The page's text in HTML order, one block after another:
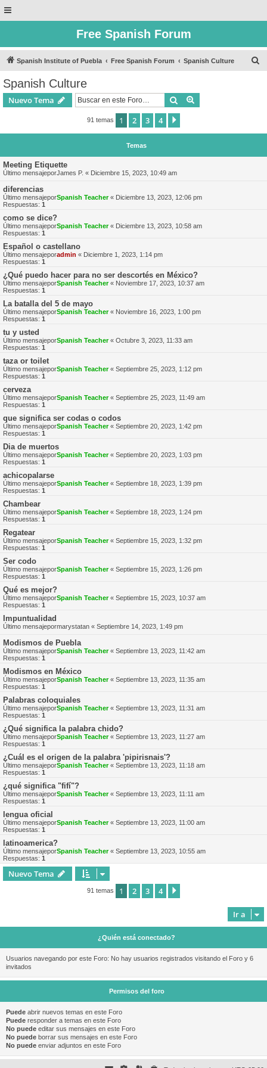
Free Spanish Forum
Spanish Institute of Puebla Free Spanish Forum Spanish Culture
Spanish Culture
Nuevo Tema Buscar
91 temas 1 2 3 4
Temas
Meeting Etiquette
Último mensajeporJames P. « Diciembre 15, 2023, 10:49 am
diferencias
Último mensajeporSpanish Teacher« Diciembre 13, 2023, 12:06 pm
Respuestas: 1
como se dice?
Último mensajeporSpanish Teacher« Diciembre 13, 2023, 10:58 am
Respuestas: 1
Español o castellano
Último mensajeporadmin « Diciembre 1, 2023, 1:14 pm
Respuestas: 1
¿Qué puedo hacer para no ser descortés en México?
Último mensajeporSpanish Teacher« Noviembre 17, 2023, 10:37 am
Respuestas: 1
La batalla del 5 de mayo
Último mensajeporSpanish Teacher« Noviembre 16, 2023, 1:00 pm
Respuestas: 1
tu y usted
Último mensajeporSpanish Teacher« Octubre 3, 2023, 11:33 am
Respuestas: 1
taza or toilet
Último mensajeporSpanish Teacher« Septiembre 25, 2023, 1:12 pm
Respuestas: 1
cerveza
Último mensajeporSpanish Teacher« Septiembre 25, 2023, 11:49 am
Respuestas: 1
que significa ser codas o codos
Último mensajeporSpanish Teacher« Septiembre 20, 2023, 1:42 pm
Respuestas: 1
Dia de muertos
Último mensajeporSpanish Teacher« Septiembre 20, 2023, 1:03 pm
Respuestas: 1
achicopalarse
Último mensajeporSpanish Teacher« Septiembre 18, 2023, 1:39 pm
Respuestas: 1
Chambear
Último mensajeporSpanish Teacher« Septiembre 18, 2023, 1:24 pm
Respuestas: 1
Regatear
Último mensajeporSpanish Teacher« Septiembre 15, 2023, 1:32 pm
Respuestas: 1
Ser codo
Último mensajeporSpanish Teacher« Septiembre 15, 2023, 1:26 pm
Respuestas: 1
Qué es mejor?
Último mensajeporSpanish Teacher« Septiembre 15, 2023, 10:37 am
Respuestas: 1
Impuntualidad
Último mensajepormarystatan « Septiembre 14, 2023, 1:49 pm
Modismos de Puebla
Último mensajeporSpanish Teacher« Septiembre 13, 2023, 11:42 am
Respuestas: 1
Modismos en México
Último mensajeporSpanish Teacher« Septiembre 13, 2023, 11:35 am
Respuestas: 1
Palabras coloquiales
Último mensajeporSpanish Teacher« Septiembre 13, 2023, 11:31 am
Respuestas: 1
¿Qué significa la palabra chido?
Último mensajeporSpanish Teacher« Septiembre 13, 2023, 11:27 am
Respuestas: 1
¿Cuál es el origen de la palabra 'pipirisnais'?
Último mensajeporSpanish Teacher« Septiembre 13, 2023, 11:18 am
Respuestas: 1
¿qué significa "fifí"?
Último mensajeporSpanish Teacher« Septiembre 13, 2023, 11:11 am
Respuestas: 1
lengua oficial
Último mensajeporSpanish Teacher« Septiembre 13, 2023, 11:00 am
Respuestas: 1
latinoamerica?
Último mensajeporSpanish Teacher« Septiembre 13, 2023, 10:55 am
Respuestas: 1
Nuevo Tema
91 temas 1 2 3 4
Ir a
¿Quién está conectado?
Usuarios navegando por este Foro: No hay usuarios registrados visitando el Foro y 6
invitados
Permisos del foro
Puede abrir nuevos temas en este Foro
Puede responder a temas en este Foro
No puede editar sus mensajes en este Foro
No puede borrar sus mensajes en este Foro
No puede enviar adjuntos en este Foro